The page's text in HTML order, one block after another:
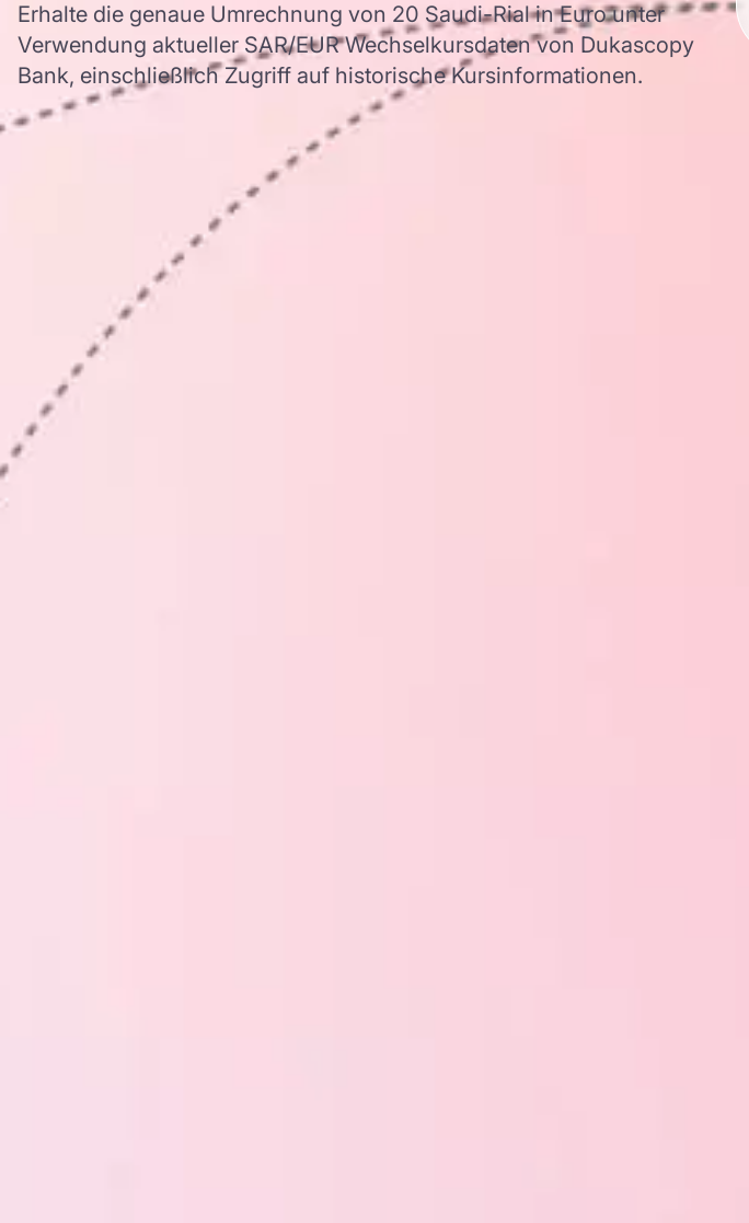
Erhalte die genaue Umrechnung von 20 Saudi-Rial in Euro unter
Verwendung aktueller SAR/EUR Wechselkursdaten von Dukascopy
Bank, einschließlich Zugriff auf historische Kursinformationen.